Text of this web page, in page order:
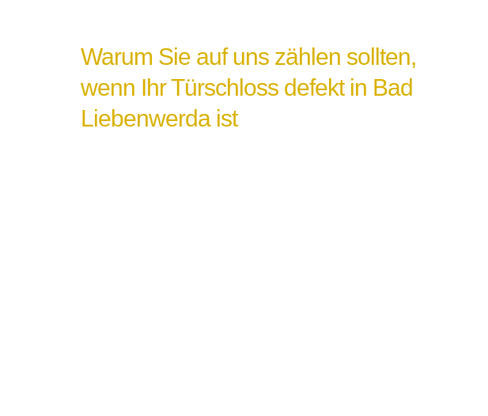
Warum Sie auf uns zählen sollten,
wenn Ihr Türschloss defekt in Bad
Liebenwerda ist